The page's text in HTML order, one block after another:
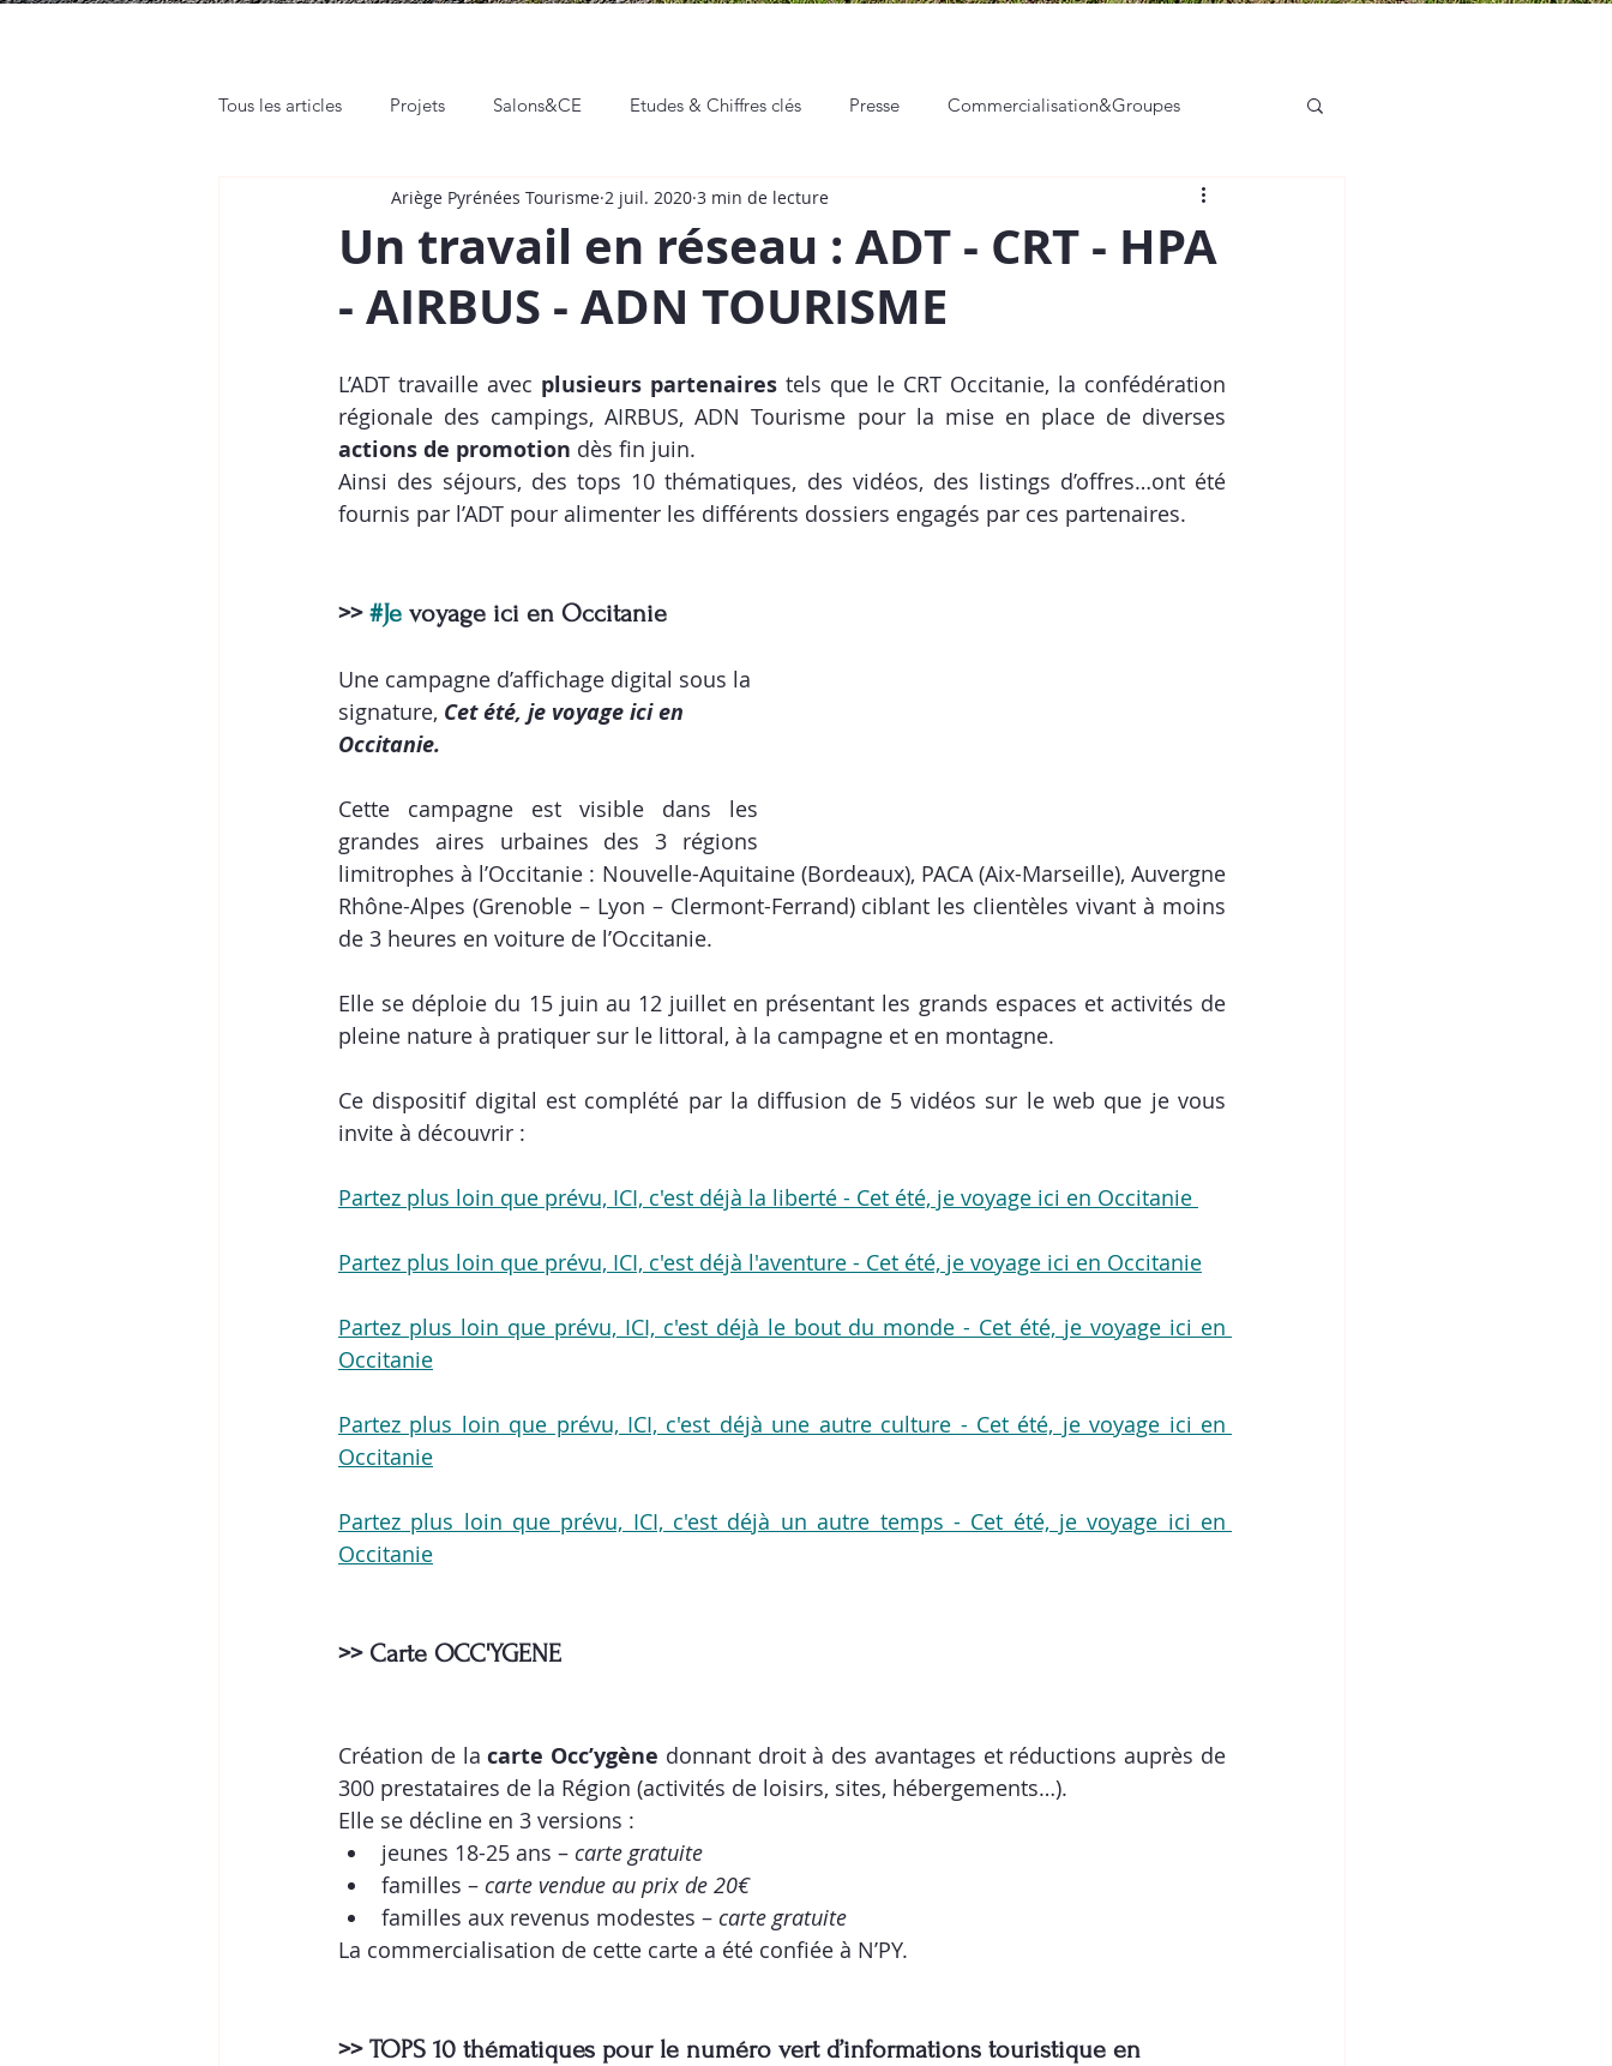
Tous les articles Projets Salons&CE Etudes & Chiffres clés Presse Commercialisation&Groupes
Rendez-vous pro Web et Réseaux sociaux Communication & Marketing Professionnalisation des acteurs
Place de Marché Hackathon Événements Vie de l'ADT
Un travail en réseau : ADT - CRT - HPA
- AIRBUS - ADN TOURISME
Ariège Pyrénées Tourisme 2 juil. 2020 3 min de lecture
L’ADT travaille avec plusieurs partenaires tels que le CRT Occitanie, la confédération
actions de promotion dès fin juin.
Ainsi des séjours, des tops 10 thématiques, des vidéos, des listings d’offres…ont été
fournis par l’ADT pour alimenter les différents dossiers engagés par ces partenaires.
>> #Je voyage ici en Occitanie
Une campagne d’affichage digital sous la
signature, Cet été, je voyage ici en
Occitanie.
Cette campagne est visible dans les
grandes aires urbaines des 3 régions
limitrophes à l’Occitanie : Nouvelle-Aquitaine (Bordeaux), PACA (Aix-Marseille), Auvergne
Rhône-Alpes (Grenoble – Lyon – Clermont-Ferrand) ciblant les clientèles vivant à moins
de 3 heures en voiture de l’Occitanie.
Elle se déploie du 15 juin au 12 juillet en présentant les grands espaces et activités de
pleine nature à pratiquer sur le littoral, à la campagne et en montagne.
Ce dispositif digital est complété par la diffusion de 5 vidéos sur le web que je vous
invite à découvrir :
Partez plus loin que prévu, ICI, c'est déjà la liberté - Cet été, je voyage ici en Occitanie
Partez plus loin que prévu, ICI, c'est déjà l'aventure - Cet été, je voyage ici en Occitanie
Partez plus loin que prévu, ICI, c'est déjà le bout du monde - Cet été, je voyage ici en
Occitanie
Partez plus loin que prévu, ICI, c'est déjà une autre culture - Cet été, je voyage ici en
Occitanie
Partez plus loin que prévu, ICI, c'est déjà un autre temps - Cet été, je voyage ici en
Occitanie
>> Carte OCC'YGENE
Création de la carte Occ’ygène donnant droit à des avantages et réductions auprès de
300 prestataires de la Région (activités de loisirs, sites, hébergements…).
Elle se décline en 3 versions :
jeunes 18-25 ans – carte gratuite
familles – carte vendue au prix de 20€
familles aux revenus modestes – carte gratuite
La commercialisation de cette carte a été confiée à N’PY.
>> TOPS 10 thématiques pour le numéro vert d’informations touristique en